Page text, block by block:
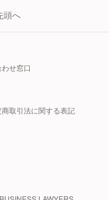
頭へ
せ窓口
商取引法に関する表記